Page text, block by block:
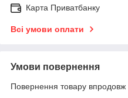
Карта Приватбанку
Всі умови оплати
Умови повернення
Повернення товару впродовж